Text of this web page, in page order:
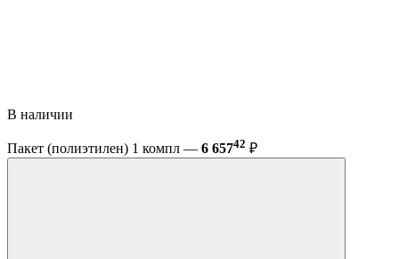
В наличии
Пакет (полиэтилен) 1 компл — 6 65742 ₽